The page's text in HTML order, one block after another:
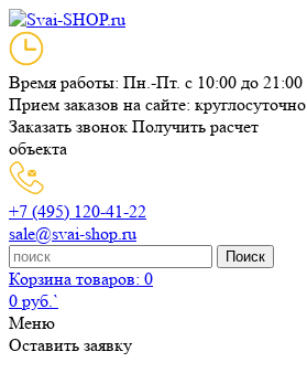
Время работы: Пн.-Пт. с 10:00 до 21:00
Прием заказов на сайте: круглосуточно
Заказать звонок Получить расчет
объекта
+7 (495) 120-41-22
sale@svai-shop.ru
Поиск
Корзина товаров: 0
0 руб.`
Меню
Оставить заявку